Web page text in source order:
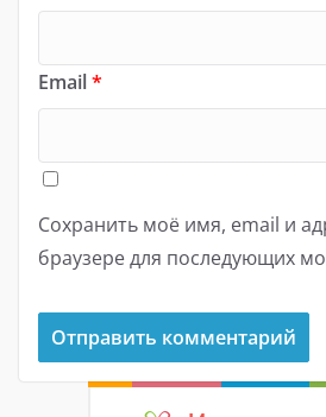
Email*
Сохранить моё имя, email и
браузере для последующих